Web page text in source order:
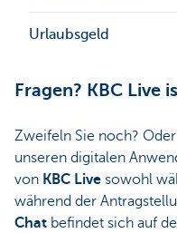
Urlaubsgeld
Fragen? KBC Live
Zweifeln Sie noch?
unseren digitalen
von KBC Live sowohl
während der
Chat befindet sich auf